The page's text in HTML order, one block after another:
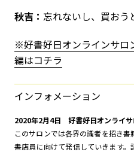
秋吉： 忘れないし、買おう
※好書好日オンラインサロ
編はコチラ
インフォメーション
2020年2月4日 好書好日オンライサ
このサロンでは各界の識者を招き
書店員に向けて発信していきます